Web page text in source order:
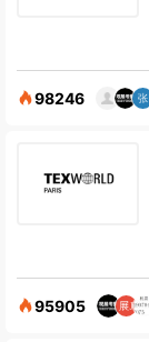
98246
95905